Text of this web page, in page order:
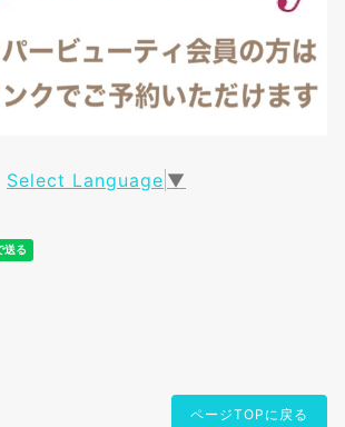
Select Language ▼
ページTOPに戻る